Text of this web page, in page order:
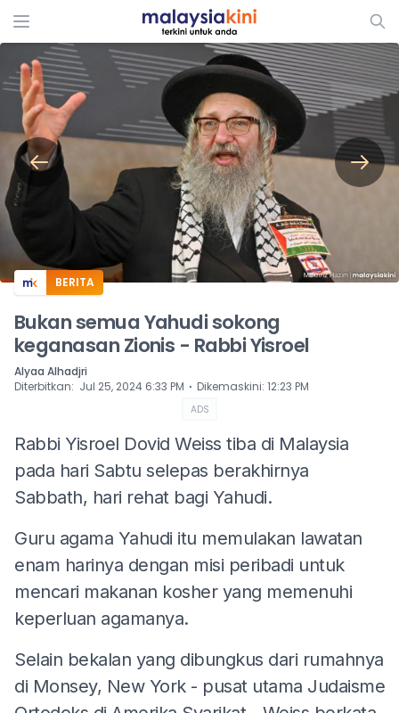
ADS
BERITA
Bukan semua Yahudi sokong
keganasan Zionis - Rabbi Yisroel
Alyaa Alhadjri
Diterbitkan: Jul 25, 2024 6:33 PM ⋅ Dikemaskini: 12:23 PM
ADS
Rabbi Yisroel Dovid Weiss tiba di Malaysia
pada hari Sabtu selepas berakhirnya
Sabbath, hari rehat bagi Yahudi.
Guru agama Yahudi itu memulakan lawatan
enam harinya dengan misi peribadi untuk
mencari makanan kosher yang memenuhi
keperluan agamanya.
Selain bekalan yang dibungkus dari rumahnya
di Monsey, New York - pusat utama Judaisme